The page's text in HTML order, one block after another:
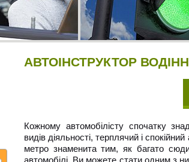
АВТОІНСТРУКТОР
Кожному автомобілісту спочатку
видів діяльності, терплячий і
метро знаменита тим, як багато
автомобілі. Ви можете стати одним з